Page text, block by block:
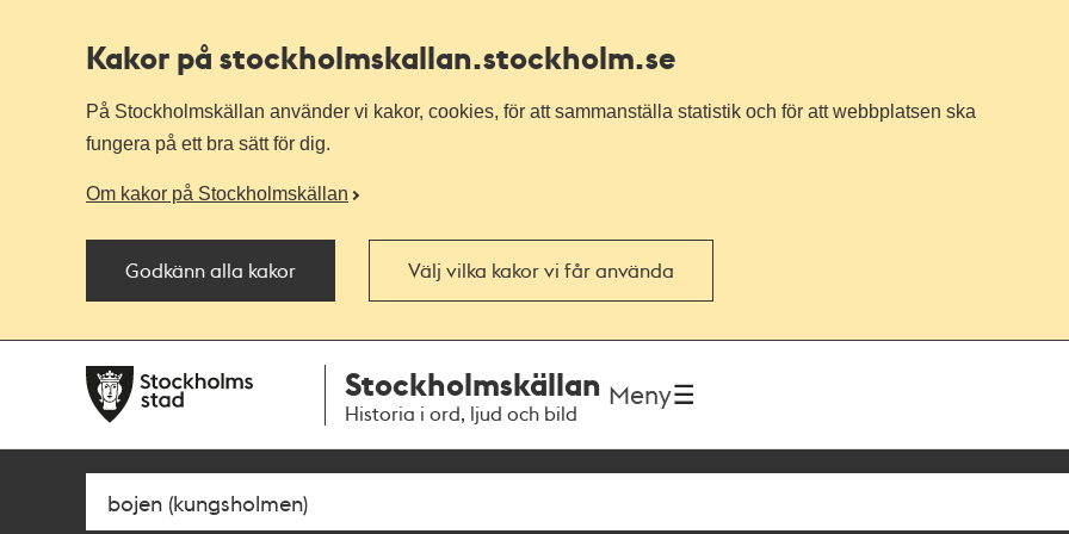
Kakor på stockholmskallan.stockholm.se
På Stockholmskällan använder vi kakor, cookies, för att sammanställa statistik och för att webbplatsen ska
fungera på ett bra sätt för dig.
Om kakor på Stockholmskällan
Godkänn alla kakor Välj vilka kakor vi får använda
navigationen
huvudinnehållet
Stockholmskällan
Historia i ord, ljud och bild
Meny
Sök